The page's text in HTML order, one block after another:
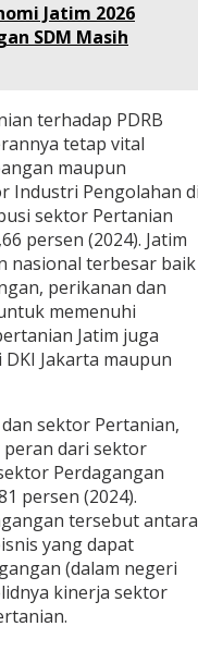
Jatim 2026
SDM Masih
terhadap PDRB
tetap vital
maupun
Industri Pengolahan
sektor Pertanian
persen (2024). Jatim
nasional terbesar baik
perikanan dan
memenuhi
Jatim juga
Jakarta maupun
sektor Pertanian,
dari sektor
Perdagangan
persen (2024).
tersebut antara
yang dapat
(dalam negeri
kinerja sektor